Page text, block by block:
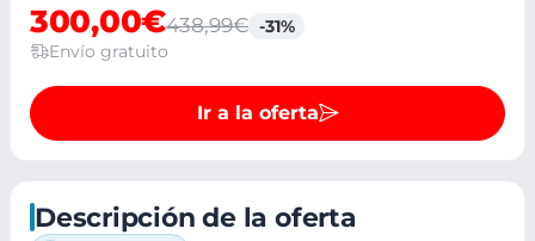
300,00€438,99€ -31%
Envío gratuito
Ir a la oferta
Descripción de la oferta